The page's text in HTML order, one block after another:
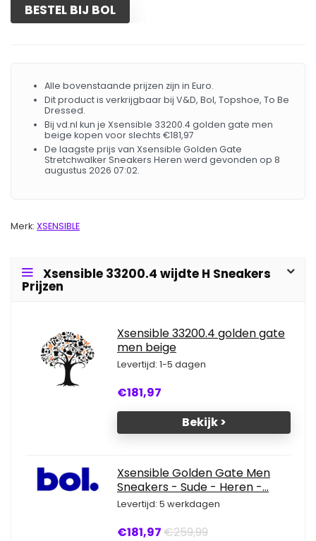
BESTEL BIJ BOL
Alle bovenstaande prijzen zijn in Euro.
Dit product is verkrijgbaar bij V&D, Bol, Topshoe, To Be
Dressed.
Bij vd.nl kun je Xsensible 33200.4 golden gate men
beige kopen voor slechts €181,97
De laagste prijs van Xsensible Golden Gate
Stretchwalker Sneakers Heren werd gevonden op 8
augustus 2026 07:02.
Merk: XSENSIBLE
Xsensible 33200.4 wijdte H Sneakers
Prijzen
Xsensible 33200.4 golden gate
men beige
Levertijd: 1-5 dagen
€181,97
Bekijk >
Xsensible Golden Gate Men
Sneakers - Sude - Heren -...
Levertijd: 5 werkdagen
€181,97€259,99